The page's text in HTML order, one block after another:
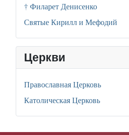
† Филарет Денисенко
Святые Кирилл и Мефодий
Церкви
Православная Церковь
Католическая Церковь